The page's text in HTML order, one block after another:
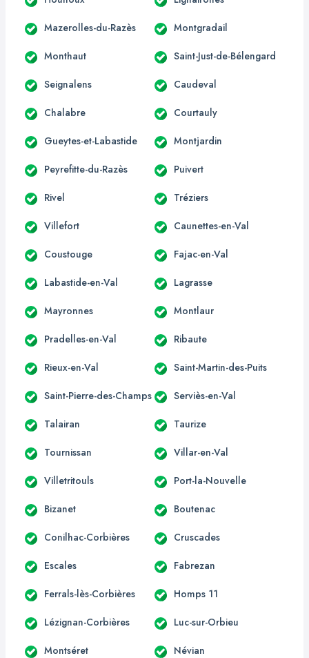
Mazerolles-du-Razès Montgradail
Monthaut Saint-Just-de-Bélengard
Seignalens Caudeval
Chalabre Courtauly
Gueytes-et-Labastide Montjardin
Peyrefitte-du-Razès Puivert
Rivel Tréziers
Villefort Caunettes-en-Val
Coustouge Fajac-en-Val
Labastide-en-Val Lagrasse
Mayronnes Montlaur
Pradelles-en-Val Ribaute
Rieux-en-Val Saint-Martin-des-Puits
Saint-Pierre-des-Champs Serviès-en-Val
Talairan Taurize
Tournissan Villar-en-Val
Villetritouls Port-la-Nouvelle
Bizanet Boutenac
Conilhac-Corbières Cruscades
Escales Fabrezan
Ferrals-lès-Corbières Homps 11
Lézignan-Corbières Luc-sur-Orbieu
Montséret Névian